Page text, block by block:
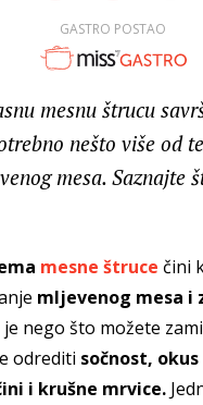
GASTRO POSTAO
mesnu štrucu
nešto više od
mesa. Saznajte
mesne štruce čini
mljevenog mesa i
nego što možete
odrediti sočnost,
i krušne mrvice.